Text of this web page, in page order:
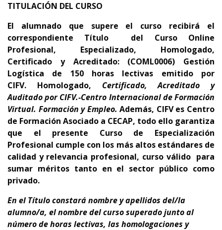
TITULACIÓN DEL CURSO
El alumnado que supere el curso recibirá el
correspondiente Título del Curso Online
Profesional, Especializado, Homologado,
Certificado y Acreditado: (COML0006) Gestión
Logística de 150horas lectivas emitido por
CIFV. Homologado, Certificado, Acreditado y
Auditado por CIFV.-Centro Internacional de Formación
Virtual. Formación y Empleo.Además, CIFV es Centro
de Formación Asociado a CECAP, todo ello garantiza
que el presente Curso de Especialización
Profesional cumple con los más altos estándares de
calidad y relevancia profesional, curso válido para
sumar méritos tanto en el sector público como
privado.
En el Título constará nombre y apellidos del/la
alumno/a, el nombre del curso superado junto al
número de horas lectivas, las homologaciones y